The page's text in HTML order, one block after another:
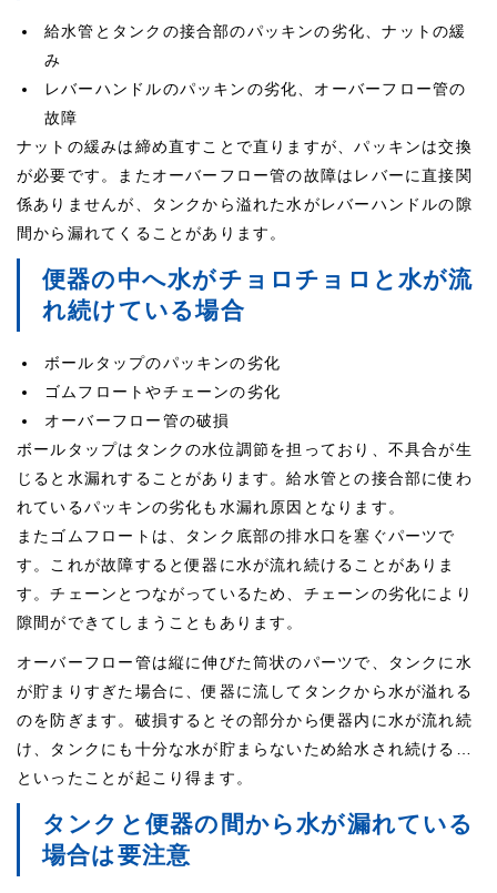
給水管とタンクの接合部のパッキンの劣化、ナットの緩
み
レバーハンドルのパッキンの劣化、オーバーフロー管の
故障
ナットの緩みは締め直すことで直りますが、パッキンは交換
が必要です。またオーバーフロー管の故障はレバーに直接関
係ありませんが、タンクから溢れた水がレバーハンドルの隙
間から漏れてくることがあります。
便器の中へ水がチョロチョロと水が流
れ続けている場合
ボールタップのパッキンの劣化
ゴムフロートやチェーンの劣化
オーバーフロー管の破損
ボールタップはタンクの水位調節を担っており、不具合が生
じると水漏れすることがあります。給水管との接合部に使わ
れているパッキンの劣化も水漏れ原因となります。
またゴムフロートは、タンク底部の排水口を塞ぐパーツで
す。これが故障すると便器に水が流れ続けることがありま
す。チェーンとつながっているため、チェーンの劣化により
隙間ができてしまうこともあります。
オーバーフロー管は縦に伸びた筒状のパーツで、タンクに水
が貯まりすぎた場合に、便器に流してタンクから水が溢れる
のを防ぎます。破損するとその部分から便器内に水が流れ続
け、タンクにも十分な水が貯まらないため給水され続ける…
といったことが起こり得ます。
タンクと便器の間から水が漏れている
場合は要注意